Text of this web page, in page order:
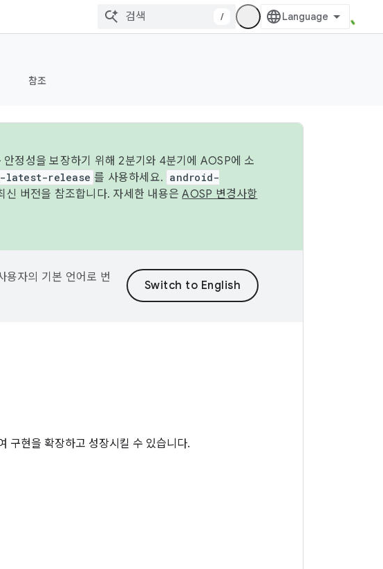
/
참조
정성을 보장하기 위해 2분기와 4분기에 AOSP에 소
latest-release 를 사용하세요. android-
신 버전을 참조합니다. 자세한 내용은AOSP 변경사항
자의 기본 언어로 번
구현을 확장하고 성장시킬 수 있습니다.